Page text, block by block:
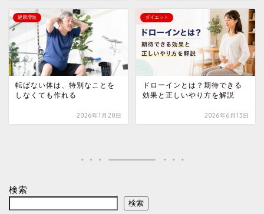
健康増進
転ばない体は、特別なことを
しなくても作れる
2026年1月20日
ダイエット
ドローインとは？期待できる
効果と正しいやり方を解説
2026年6月13日
検索
検索